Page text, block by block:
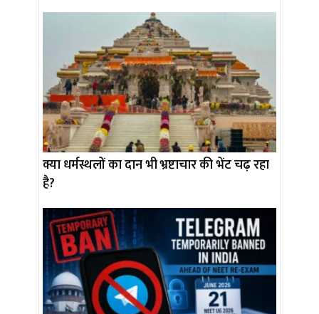
क्या धर्मस्थलों का दान भी भ्रष्टाचार की भेंट चढ़ रहा
है?